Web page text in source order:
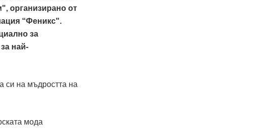
организирано от
“Феникс".
за
най-
си на мъдрoстта на